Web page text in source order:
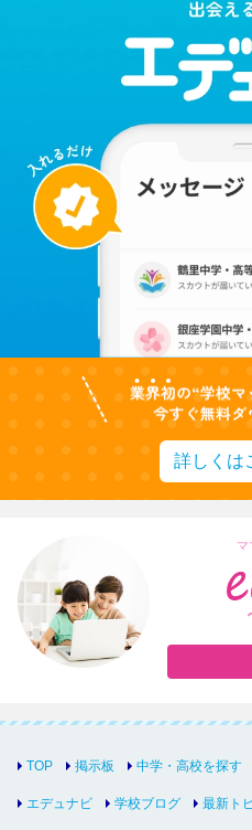
詳しくは
マ
TOP 掲示板 中学・高校を探す
エデュナビ 学校ブログ 最新ト